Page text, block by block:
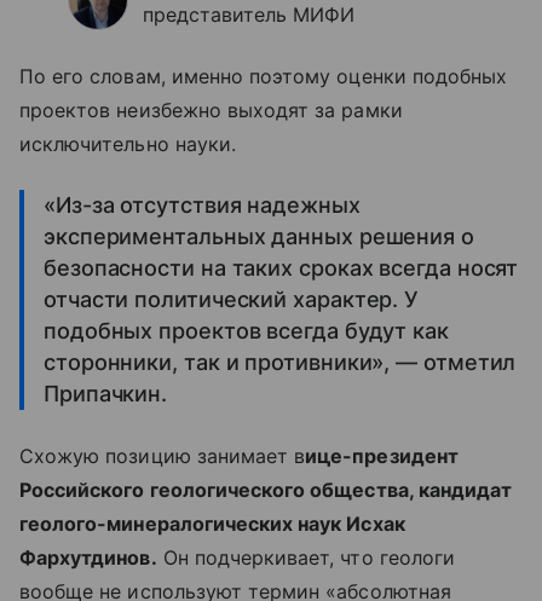
представитель МИФИ
По его словам, именно поэтому оценки подобных
проектов неизбежно выходят за рамки
исключительно науки.
«Из-за отсутствия надежных
экспериментальных данных решения о
безопасности на таких сроках всегда носят
отчасти политический характер. У
подобных проектов всегда будут как
сторонники, так и противники», — отметил
Припачкин.
Схожую позицию занимает вице-президент
Российского геологического общества, кандидат
геолого-минералогических наук Исхак
Фархутдинов. Он подчеркивает, что геологи
вообще не используют термин «абсолютная